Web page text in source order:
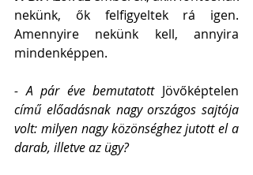
nekünk, ők felfigyeltek rá igen.
Amennyire nekünk kell, annyira
mindenképpen.
- A pár éve bemutatott Jövőképtelen
című előadásnak nagy országos sajtója
volt: milyen nagy közönséghez jutott el a
darab, illetve az ügy?